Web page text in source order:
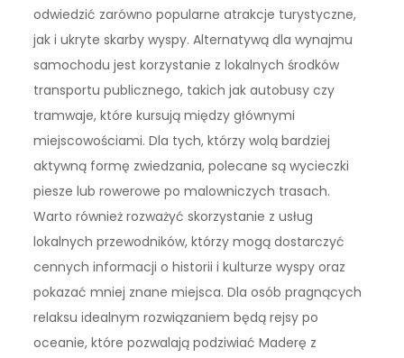
odwiedzić zarówno popularne atrakcje turystyczne,
jak i ukryte skarby wyspy. Alternatywą dla wynajmu
samochodu jest korzystanie z lokalnych środków
transportu publicznego, takich jak autobusy czy
tramwaje, które kursują między głównymi
miejscowościami. Dla tych, którzy wolą bardziej
aktywną formę zwiedzania, polecane są wycieczki
piesze lub rowerowe po malowniczych trasach.
Warto również rozważyć skorzystanie z usług
lokalnych przewodników, którzy mogą dostarczyć
cennych informacji o historii i kulturze wyspy oraz
pokazać mniej znane miejsca. Dla osób pragnących
relaksu idealnym rozwiązaniem będą rejsy po
oceanie, które pozwalają podziwiać Maderę z